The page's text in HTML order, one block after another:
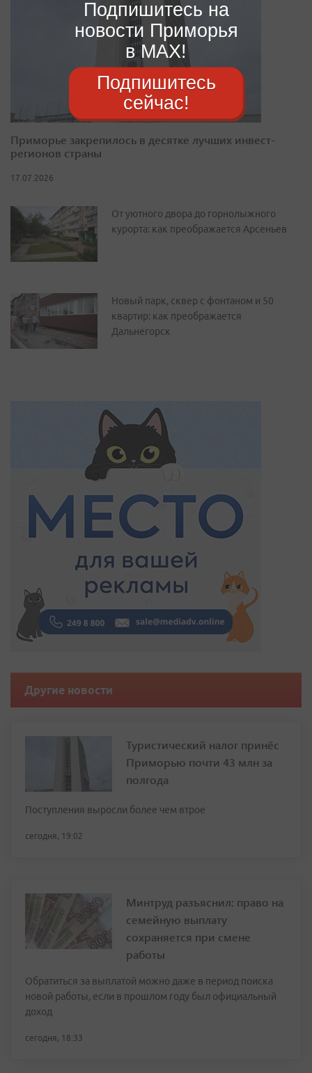
Приморье закрепилось в десятке лучших инвест-
регионов страны
17.07.2026
От уютного двора до горнолыжного
курорта: как преображается Арсеньев
Новый парк, сквер с фонтаном и 50
квартир: как преображается
Дальнегорск
Другие новости
Туристический налог принёс
Приморью почти 43 млн за
полгода
Поступления выросли более чем втрое
сегодня, 19:02
Минтруд разъяснил: право на
семейную выплату
сохраняется при смене
работы
Обратиться за выплатой можно даже в период поиска
новой работы, если в прошлом году был официальный
доход
сегодня, 18:33
Подпишитесь на
новости Приморья
в MAX!
Подпишитесь
сейчас!